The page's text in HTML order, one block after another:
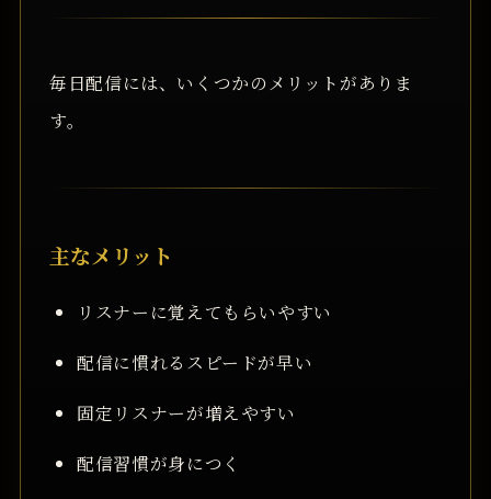
毎日配信には、いくつかのメリットがありま
す。
主なメリット
リスナーに覚えてもらいやすい
配信に慣れるスピードが早い
固定リスナーが増えやすい
配信習慣が身につく